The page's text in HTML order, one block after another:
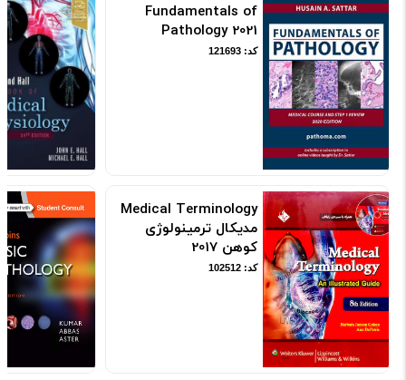
Fundamentals of
Pathology 2021
کد: 121693
Medical Terminology
مدیکال ترمینولوژی
کوهن 2017
کد: 102512